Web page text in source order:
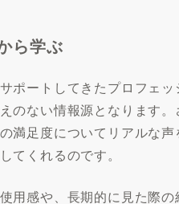
ら学ぶ
ポートしてきたプロフェ
のない情報源となります
満足度についてリアルな
てくれるのです。
用感や、長期的に見た際